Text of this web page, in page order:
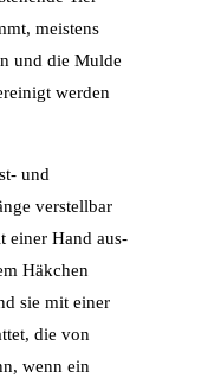
meistens
und die Mulde
werden
und
verstellbar
einer Hand aus-
Häkchen
sie mit einer
die von
wenn ein